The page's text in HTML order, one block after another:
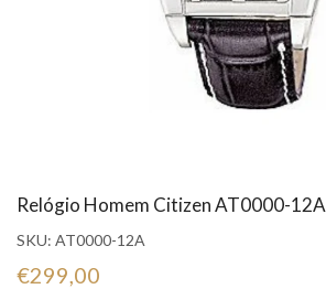
Relógio Homem Citizen AT0000-12A
SKU: AT0000-12A
€299,00